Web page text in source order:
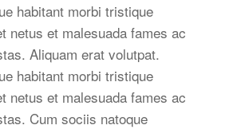
habitant morbi tristique
netus et malesuada fames ac
Aliquam erat volutpat.
habitant morbi tristique
netus et malesuada fames ac
Cum sociis natoque